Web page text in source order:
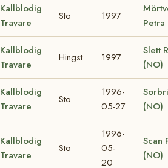
Kallblodig
Travare
Sto 1997
Petra
Kallblodig
Travare
Hingst 1997
Slett
(NO)
Kallblodig
Travare
Sto
1996-
05-27
(NO)
Kallblodig
Travare
Sto
1996-
05-
20
Scan
(NO)